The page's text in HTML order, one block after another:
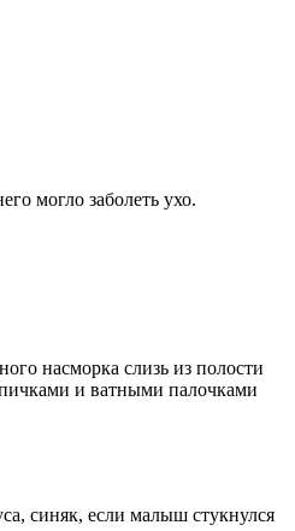
могло заболеть ухо.
насморка слизь из полости
и ватными палочками
синяк, если малыш стукнулся